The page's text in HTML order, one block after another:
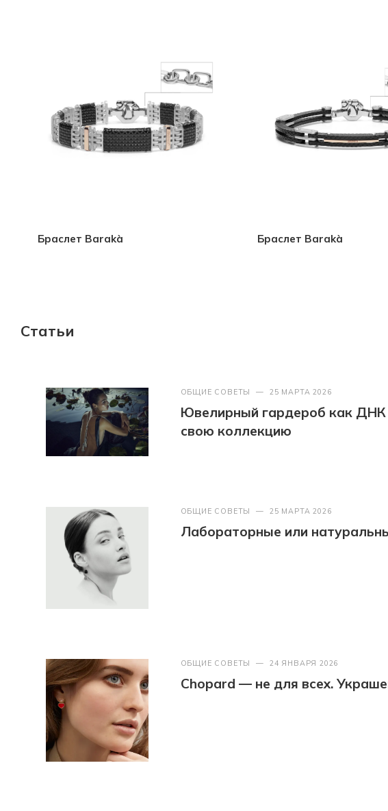
Браслет Barakà Браслет Barakà
Статьи
ОБЩИЕ СОВЕТЫ — 25 МАРТА 2026
Ювелирный гардероб как ДНК
свою коллекцию
ОБЩИЕ СОВЕТЫ — 25 МАРТА 2026
Лабораторные или
ОБЩИЕ СОВЕТЫ — 24 ЯНВАРЯ 2026
Chopard — не для всех.